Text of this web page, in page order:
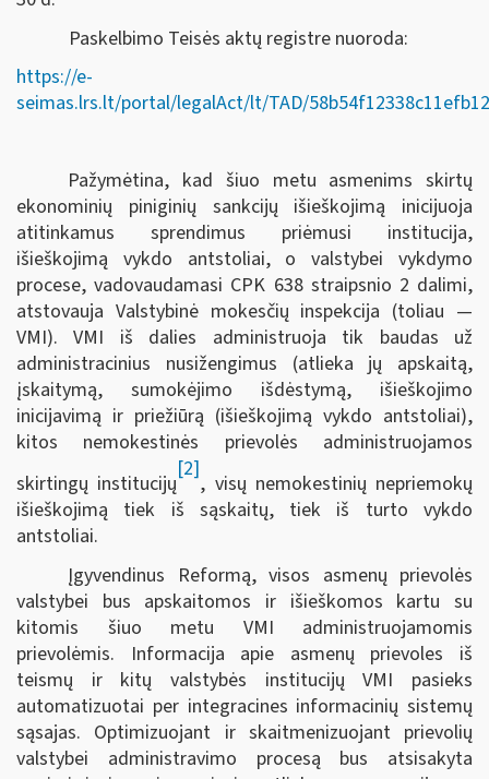
Paskelbimo Teisės aktų registre nuoroda:
https://e-
seimas.lrs.lt/portal/legalAct/lt/TAD/
Pažymėtina, kad šiuo metu asmenims skirtų
ekonominių piniginių sankcijų išieškojimą inicijuoja
atitinkamus sprendimus priėmusi institucija,
išieškojimą vykdo antstoliai, o valstybei vykdymo
procese, vadovaudamasi CPK 638 straipsnio 2 dalimi,
atstovauja Valstybinė mokesčių inspekcija (toliau —
VMI). VMI iš dalies administruoja tik baudas už
administracinius nusižengimus (atlieka jų apskaitą,
įskaitymą, sumokėjimo išdėstymą, išieškojimo
inicijavimą ir priežiūrą (išieškojimą vykdo antstoliai),
kitos nemokestinės prievolės administruojamos
skirtingų institucijų
[2]
, visų nemokestinių nepriemokų
išieškojimą tiek iš sąskaitų, tiek iš turto vykdo
antstoliai.
Įgyvendinus Reformą, visos asmenų prievolės
valstybei bus apskaitomos ir išieškomos kartu su
kitomis šiuo metu VMI administruojamomis
prievolėmis. Informacija apie asmenų prievoles iš
teismų ir kitų valstybės institucijų VMI pasieks
automatizuotai per integracines informacinių sistemų
sąsajas. Optimizuojant ir skaitmenizuojant prievolių
valstybei administravimo procesą bus atsisakyta